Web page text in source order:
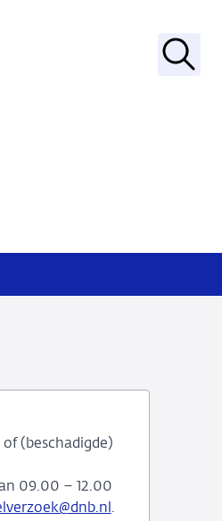
Zoek
(beschadigde)
09.00 – 12.00
.